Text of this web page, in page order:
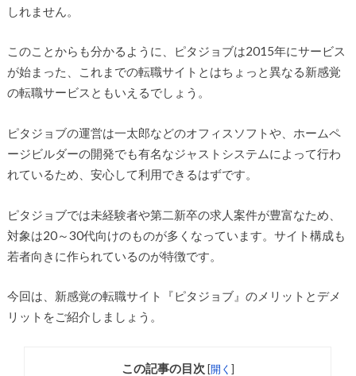
しれません。
このことからも分かるように、ピタジョブは2015年にサービス
が始まった、これまでの転職サイトとはちょっと異なる新感覚
の転職サービスともいえるでしょう。
ピタジョブの運営は一太郎などのオフィスソフトや、ホームペ
ージビルダーの開発でも有名なジャストシステムによって行わ
れているため、安心して利用できるはずです。
ピタジョブでは未経験者や第二新卒の求人案件が豊富なため、
対象は20～30代向けのものが多くなっています。サイト構成も
若者向きに作られているのが特徴です。
今回は、新感覚の転職サイト『ピタジョブ』のメリットとデメ
リットをご紹介しましょう。
この記事の目次 [開く ]